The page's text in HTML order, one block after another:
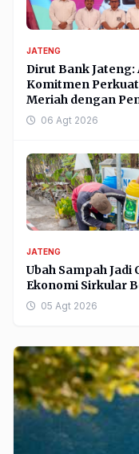
JATENG
Dirut Bank Jateng:
Komitmen
Meriah dengan
06 Agt 2026
JATENG
Ubah Sampah Jadi
Ekonomi Sirkular
05 Agt 2026